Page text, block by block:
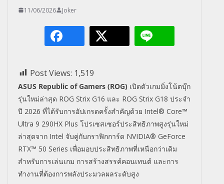
11/06/2026 Joker
Post Views: 1,519
ASUS Republic of Gamers (ROG) เปิดตัวเกมมิ่งโน้ตบุ๊ก
รุ่นใหม่ล่าสุด ROG Strix G16 และ ROG Strix G18 ประจำ
ปี 2026 ที่ได้รับการอัปเกรดครั้งสำคัญด้วย Intel® Core™
Ultra 9 290HX Plus โปรเซสเซอร์ประสิทธิภาพสูงรุ่นใหม่
ล่าสุดจาก Intel จับคู่กับกราฟิกการ์ด NVIDIA® GeForce
RTX™ 50 Series เพื่อมอบประสิทธิภาพที่เหนือกว่าเดิม
สำหรับการเล่นเกม การสร้างสรรค์คอนเทนต์ และการ
ทำงานที่ต้องการพลังประมวลผลระดับสูง